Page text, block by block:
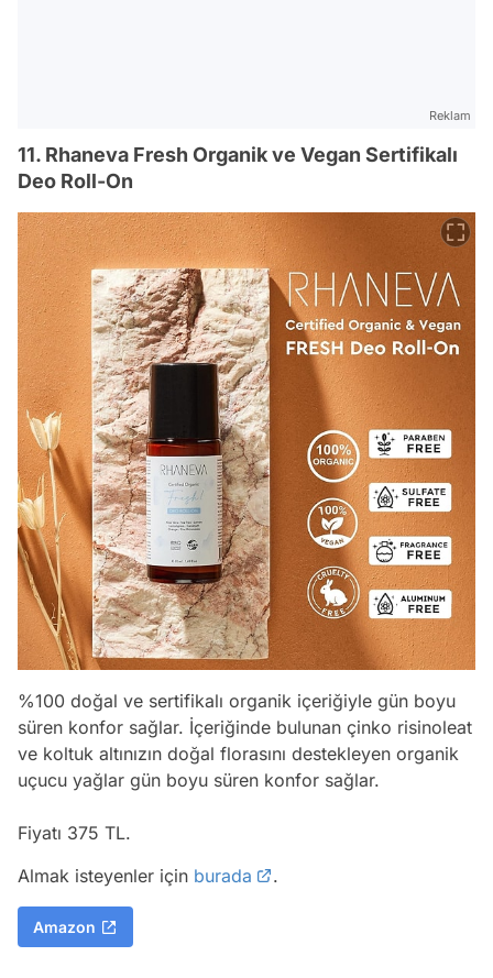
Reklam
11. Rhaneva Fresh Organik ve Vegan Sertifikalı
Deo Roll-On
%100 doğal ve sertifikalı organik içeriğiyle gün boyu
süren konfor sağlar. İçeriğinde bulunan çinko risinoleat
ve koltuk altınızın doğal florasını destekleyen organik
uçucu yağlar gün boyu süren konfor sağlar.
Fiyatı 375 TL.
Almak isteyenler için burada .
Amazon